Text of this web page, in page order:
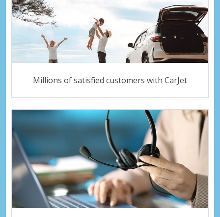
Millions of satisfied customers with CarJet